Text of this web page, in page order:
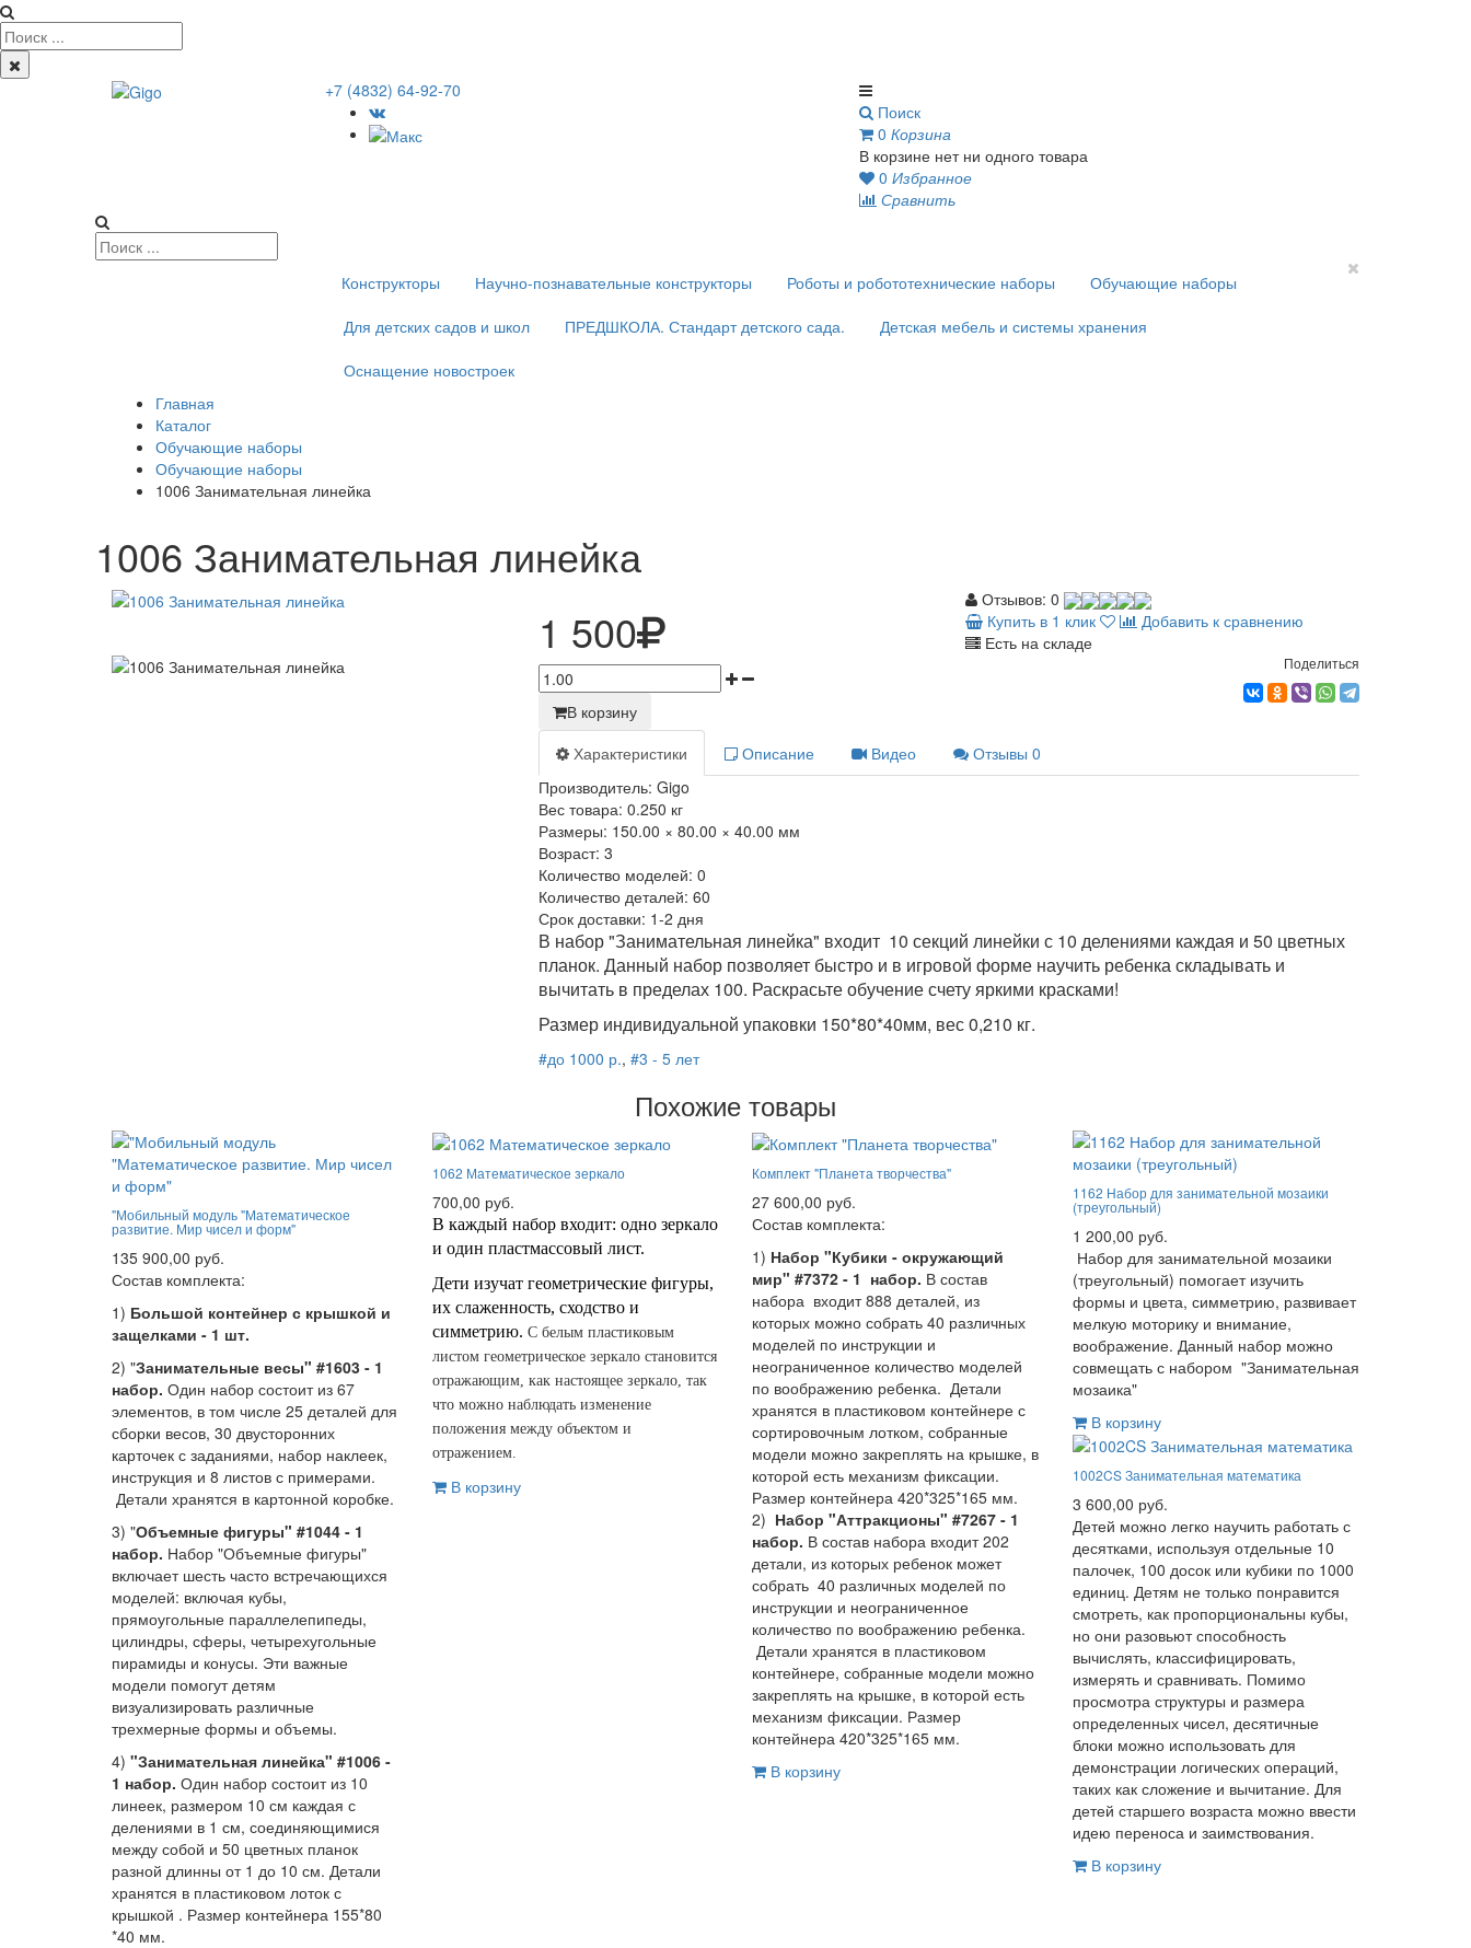
+7 (4832) 64-92-70
Поиск
0 Корзина
В корзине нет ни одного товара
0 Избранное
Сравнить
Конструкторы Научно-познавательные конструкторы Роботы и робототехнические наборы
Обучающие наборы
Для детских садов и школ
ПРЕДШКОЛА. Стандарт детского сада.
Детская мебель и системы хранения
Оснащение новостроек
Главная
Каталог
Обучающие наборы
Обучающие наборы
1006 Занимательная линейка
1006 Занимательная линейка
1 500
В корзину
Отзывов: 0
Купить в 1 клик
Добавить к сравнению
Есть на складе
Поделиться
Характеристики Описание Видео Отзывы 0
Производитель: Gigo
Вес товара: 0.250 кг
Размеры: 150.00 × 80.00 × 40.00 мм
Возраст: 3
Количество моделей: 0
Количество деталей: 60
Срок доставки: 1-2 дня
В набор "Занимательная линейка" входит 10 секций линейки с 10 делениями каждая и 50 цветных
планок. Данный набор позволяет быстро и в игровой форме научить ребенка складывать и
вычитать в пределах 100. Раскрасьте обучение счету яркими красками!
Размер индивидуальной упаковки 150*80*40мм, вес 0,210 кг.
#до 1000 р., #3 - 5 лет
Похожие товары
"Мобильный модуль "Математическое
развитие. Мир чисел и форм"
135 900,00 руб.
Состав комплекта:
1) Большой контейнер с крышкой и
защелками - 1 шт.
2) "Занимательные весы" #1603 - 1
набор. Один набор состоит из 67
элементов, в том числе 25 деталей для
сборки весов, 30 двусторонних
карточек с заданиями, набор наклеек,
инструкция и 8 листов с примерами.
Детали хранятся в картонной коробке.
3) "Объемные фигуры" #1044 - 1
набор. Набор "Объемные фигуры"
включает шесть часто встречающихся
моделей: включая кубы,
прямоугольные параллелепипеды,
цилиндры, сферы, четырехугольные
пирамиды и конусы. Эти важные
модели помогут детям
визуализировать различные
трехмерные формы и объемы.
4) "Занимательная линейка" #1006 -
1 набор. Один набор состоит из 10
линеек, размером 10 см каждая с
делениями в 1 см, соединяющимися
между собой и 50 цветных планок
разной длинны от 1 до 10 см. Детали
хранятся в пластиковом лоток с
крышкой . Размер контейнера 155*80
*40 мм.
1062 Математическое зеркало
700,00 руб.
В каждый набор входит: одно зеркало
и один пластмассовый лист.
Дети изучат геометрические фигуры,
их слаженность, сходство и
симметрию. С белым пластиковым
листом геометрическое зеркало становится
отражающим, как настоящее зеркало, так
что можно наблюдать изменение
положения между объектом и
отражением.
В корзину
Комплект "Планета творчества"
27 600,00 руб.
Состав комплекта:
1) Набор "Кубики - окружающий
мир" #7372 - 1 набор. В состав
набора входит 888 деталей, из
которых можно собрать 40 различных
моделей по инструкции и
неограниченное количество моделей
по воображению ребенка. Детали
хранятся в пластиковом контейнере с
сортировочным лотком, собранные
модели можно закреплять на крышке, в
которой есть механизм фиксации.
Размер контейнера 420*325*165 мм.
2) Набор "Аттракционы" #7267 - 1
набор. В состав набора входит 202
детали, из которых ребенок может
собрать 40 различных моделей по
инструкции и неограниченное
количество по воображению ребенка.
Детали хранятся в пластиковом
контейнере, собранные модели можно
закреплять на крышке, в которой есть
механизм фиксации. Размер
контейнера 420*325*165 мм.
В корзину
1162 Набор для занимательной мозаики
(треугольный)
1 200,00 руб.
Набор для занимательной мозаики
(треугольный) помогает изучить
формы и цвета, симметрию, развивает
мелкую моторику и внимание,
воображение. Данный набор можно
совмещать с набором "Занимательная
мозаика"
В корзину
1002CS Занимательная математика
3 600,00 руб.
Детей можно легко научить работать с
десятками, используя отдельные 10
палочек, 100 досок или кубики по 1000
единиц. Детям не только понравится
смотреть, как пропорциональны кубы,
но они разовьют способность
вычислять, классифицировать,
измерять и сравнивать. Помимо
просмотра структуры и размера
определенных чисел, десятичные
блоки можно использовать для
демонстрации логических операций,
таких как сложение и вычитание. Для
детей старшего возраста можно ввести
идею переноса и заимствования.
В корзину